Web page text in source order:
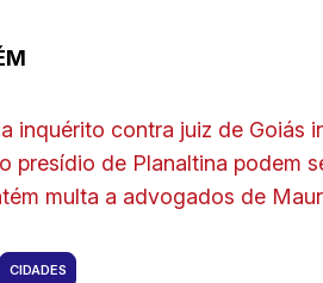
inquérito contra juiz de Goiás
presídio de Planaltina podem
multa a advogados de
CIDADES